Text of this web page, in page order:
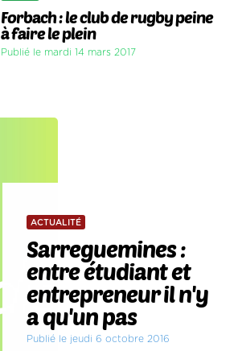
Forbach : le club de rugby peine
à faire le plein
Publié le mardi 14 mars 2017
ACTUALITÉ
Sarreguemines :
entre étudiant et
entrepreneur il n'y
a qu'un pas
Publié le jeudi 6 octobre 2016